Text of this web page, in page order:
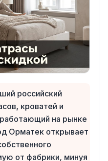
российский
кроватей и
на рынке
Орматек открывает
от фабрики, минуя